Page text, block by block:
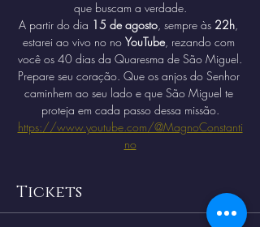
que buscam a verdade.
A partir do dia 15 de agosto, sempre às 22h,
estarei ao vivo no no YouTube, rezando com
você os 40 dias da Quaresma de São Miguel.
Prepare seu coração. Que os anjos do Senhor
caminhem ao seu lado e que São Miguel te
proteja em cada passo dessa missão.
https://www.youtube.com/@MagnoConstanti
no
Tickets